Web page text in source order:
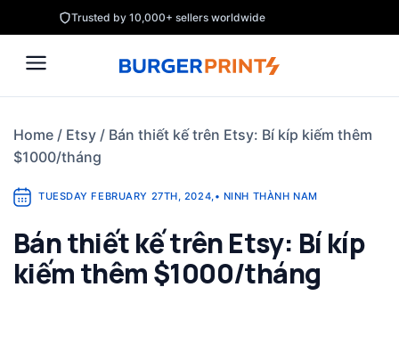
to
content
Trusted by 10,000+ sellers worldwide
Home / Etsy / Bán thiết kế trên Etsy: Bí kíp kiếm thêm
$1000/tháng
TUESDAY FEBRUARY 27TH, 2024,• NINH THÀNH NAM
Bán thiết kế trên Etsy: Bí kíp
kiếm thêm $1000/tháng